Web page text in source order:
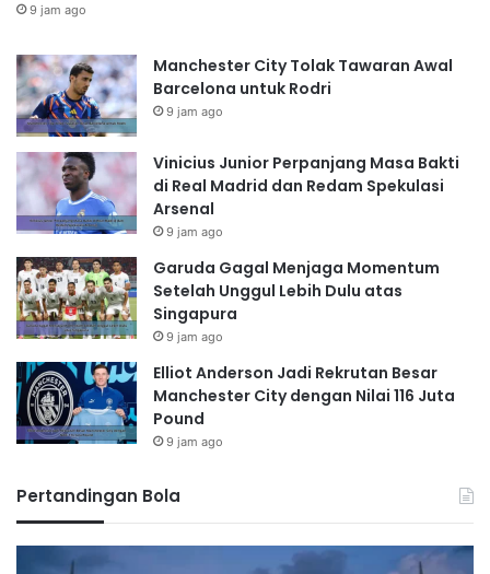
9 jam ago
Manchester City Tolak Tawaran Awal
Barcelona untuk Rodri
9 jam ago
Vinicius Junior Perpanjang Masa Bakti
di Real Madrid dan Redam Spekulasi
Arsenal
9 jam ago
Garuda Gagal Menjaga Momentum
Setelah Unggul Lebih Dulu atas
Singapura
9 jam ago
Elliot Anderson Jadi Rekrutan Besar
Manchester City dengan Nilai 116 Juta
Pound
9 jam ago
Pertandingan Bola